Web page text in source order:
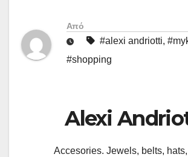
Από
#alexi andriotti,
#shopping
Alexi
Accesories. Jewels, belts,